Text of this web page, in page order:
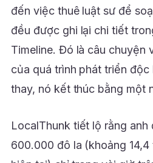
đến việc thuê luật sư để
đều được ghi lại chi tiết
Timeline. Đó là câu chuyện
của quá trình phát triển độc
thay, nó kết thúc bằng một
LocalThunk tiết lộ rằng
600.000 đô la (khoảng